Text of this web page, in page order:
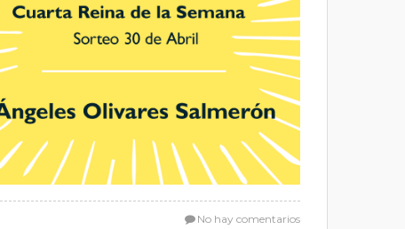
No hay comentarios